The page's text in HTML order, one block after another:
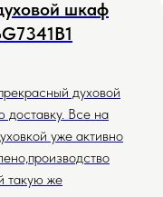
шкаф
духовой
доставку. Все на
уже активно
такую же